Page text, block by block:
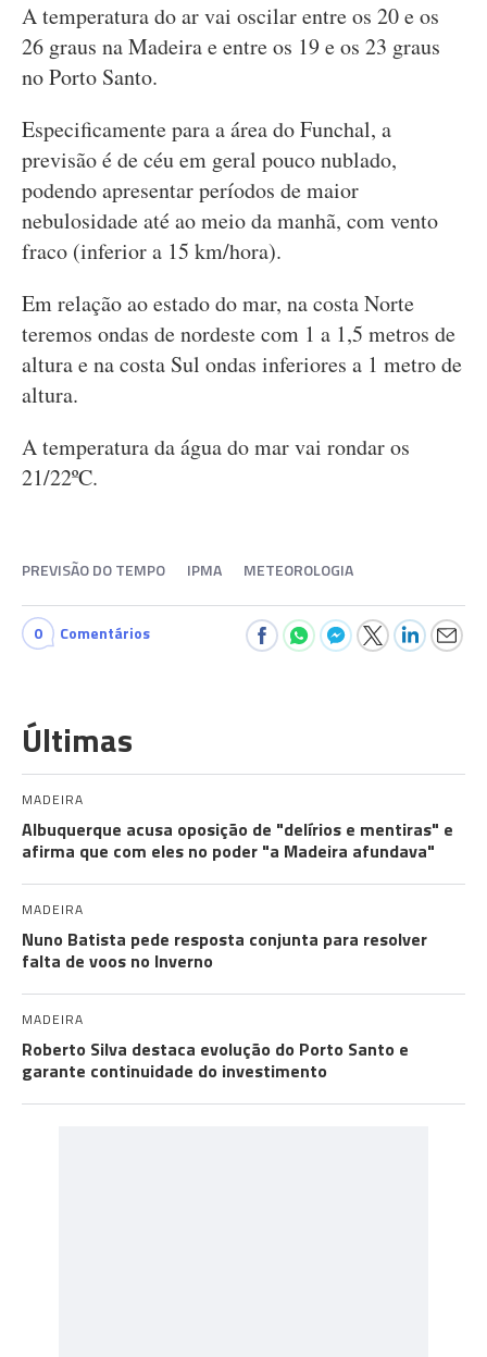
A temperatura do ar vai oscilar entre os 20 e os
26 graus na Madeira e entre os 19 e os 23 graus
no Porto Santo.
Especificamente para a área do Funchal, a
previsão é de céu em geral pouco nublado,
podendo apresentar períodos de maior
nebulosidade até ao meio da manhã, com vento
fraco (inferior a 15 km/hora).
Em relação ao estado do mar, na costa Norte
teremos ondas de nordeste com 1 a 1,5 metros de
altura e na costa Sul ondas inferiores a 1 metro de
altura.
A temperatura da água do mar vai rondar os
21/22ºC.
PREVISÃO DO TEMPO IPMA METEOROLOGIA
0 Comentários
Últimas
MADEIRA
Albuquerque acusa oposição de "delírios e mentiras" e
afirma que com eles no poder "a Madeira afundava"
MADEIRA
Nuno Batista pede resposta conjunta para resolver
falta de voos no Inverno
MADEIRA
Roberto Silva destaca evolução do Porto Santo e
garante continuidade do investimento